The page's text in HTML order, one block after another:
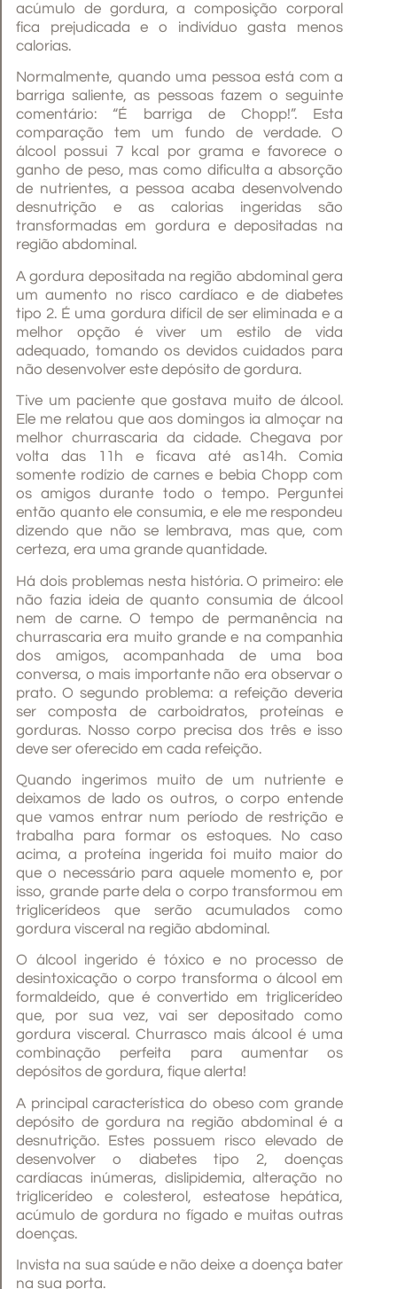
acúmulo de gordura, a composição corporal
fica prejudicada e o indivíduo gasta menos
calorias.
Normalmente, quando uma pessoa está com a
barriga saliente, as pessoas fazem o seguinte
comentário: “É barriga de Chopp!”. Esta
comparação tem um fundo de verdade. O
álcool possui 7 kcal por grama e favorece o
ganho de peso, mas como dificulta a absorção
de nutrientes, a pessoa acaba desenvolvendo
desnutrição e as calorias ingeridas são
transformadas em gordura e depositadas na
região abdominal.
A gordura depositada na região abdominal gera
um aumento no risco cardíaco e de diabetes
tipo 2. É uma gordura difícil de ser eliminada e a
melhor opção é viver um estilo de vida
adequado, tomando os devidos cuidados para
não desenvolver este depósito de gordura.
Tive um paciente que gostava muito de álcool.
Ele me relatou que aos domingos ia almoçar na
melhor churrascaria da cidade. Chegava por
volta das 11h e ficava até as14h. Comia
somente rodízio de carnes e bebia Chopp com
os amigos durante todo o tempo. Perguntei
então quanto ele consumia, e ele me respondeu
dizendo que não se lembrava, mas que, com
certeza, era uma grande quantidade.
Há dois problemas nesta história. O primeiro: ele
não fazia ideia de quanto consumia de álcool
nem de carne. O tempo de permanência na
churrascaria era muito grande e na companhia
dos amigos, acompanhada de uma boa
conversa, o mais importante não era observar o
prato. O segundo problema: a refeição deveria
ser composta de carboidratos, proteínas e
gorduras. Nosso corpo precisa dos três e isso
deve ser oferecido em cada refeição.
Quando ingerimos muito de um nutriente e
deixamos de lado os outros, o corpo entende
que vamos entrar num período de restrição e
trabalha para formar os estoques. No caso
acima, a proteína ingerida foi muito maior do
que o necessário para aquele momento e, por
isso, grande parte dela o corpo transformou em
triglicerídeos que serão acumulados como
gordura visceral na região abdominal.
O álcool ingerido é tóxico e no processo de
desintoxicação o corpo transforma o álcool em
formaldeído, que é convertido em triglicerídeo
que, por sua vez, vai ser depositado como
gordura visceral. Churrasco mais álcool é uma
combinação perfeita para aumentar os
depósitos de gordura, fique alerta!
A principal característica do obeso com grande
depósito de gordura na região abdominal é a
desnutrição. Estes possuem risco elevado de
desenvolver o diabetes tipo 2, doenças
cardíacas inúmeras, dislipidemia, alteração no
triglicerídeo e colesterol, esteatose hepática,
acúmulo de gordura no fígado e muitas outras
doenças.
Invista na sua saúde e não deixe a doença bater
na sua porta.